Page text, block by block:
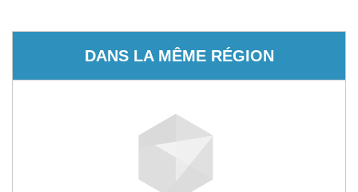
DANS LA MÊME RÉGION